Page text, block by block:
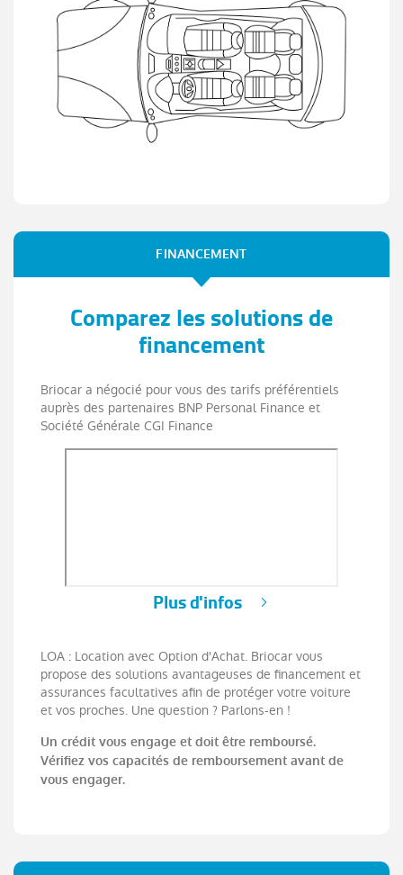
FINANCEMENT
Comparez les solutions de
financement
Briocar a négocié pour vous des tarifs préférentiels
auprès des partenaires BNP Personal Finance et
Société Générale CGI Finance
Plus d'infos
LOA : Location avec Option d'Achat. Briocar vous
propose des solutions avantageuses de financement et
assurances facultatives afin de protéger votre voiture
et vos proches. Une question ? Parlons-en !
Un crédit vous engage et doit être remboursé.
Vérifiez vos capacités de remboursement avant de
vous engager.